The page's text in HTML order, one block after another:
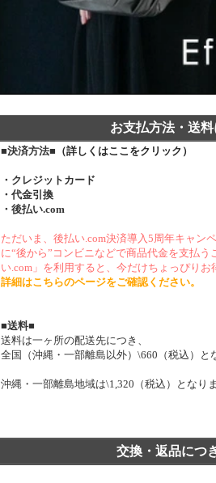
お支払方法・送
■決済方法■ （詳しくはここをクリック）
・クレジットカード
・代金引換
・後払い.com
ただいま、後払い.com決済導入5周年キャン
に“後から”コンビニなどで商品代金を支払
い.com」を利用すると、今だけちょっぴり
詳細はこちらのページをご確認ください。
■送料■
送料は一ヶ所の配送先につき、
全国（沖縄・一部離島以外）\660（税込）と
沖縄・一部離島地域は\1,320（税込）となり
交換・返品につ